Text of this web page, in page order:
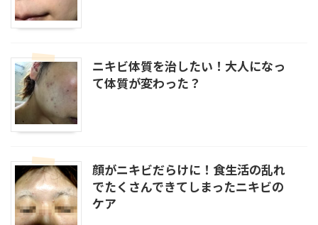
ニキビ体質を治したい！大人になっ
て体質が変わった？
顔がニキビだらけに！食生活の乱れ
でたくさんできてしまったニキビの
ケア